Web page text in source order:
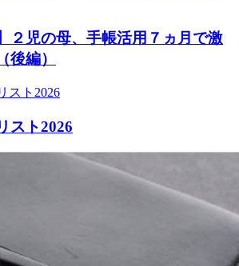
２児の母、手帳活用７ヵ月で激
後編）
スト2026